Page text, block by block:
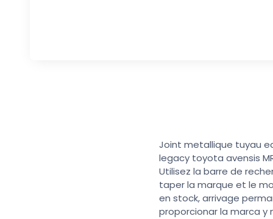
Joint metallique tuyau
legacy toyota avensis
Utilisez la barre de
taper la marque et le
en stock, arrivage
proporcionar la marca y